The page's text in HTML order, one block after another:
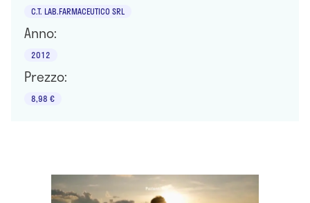
C.T. LAB.FARMACEUTICO SRL
Anno:
2012
Prezzo:
8,98 €